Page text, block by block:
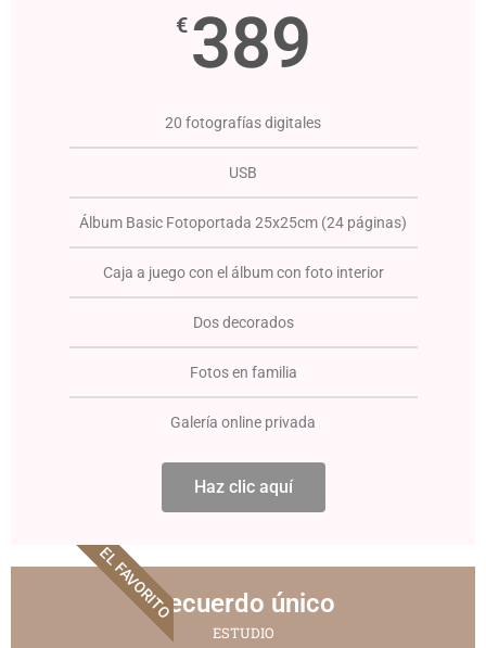
€ 389
20 fotografías digitales
USB
Álbum Basic Fotoportada 25x25cm (24 páginas)
Caja a juego con el álbum con foto interior
Dos decorados
Fotos en familia
Galería online privada
Haz clic aquí
EL FAVORITORecuerdo único
ESTUDIO